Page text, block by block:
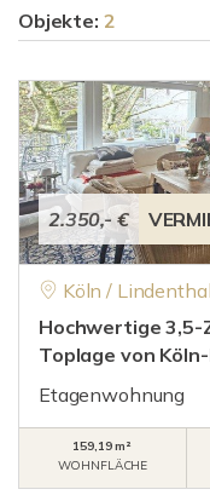
Objekte: 2
2.350,- €
Köln /
Hochwertige 3,5-
Toplage von
Etagenwohnung
159,19 m²
WOHNFLÄCHE